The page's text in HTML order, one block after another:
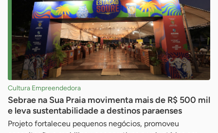
Cultura Empreendedora
Sebrae na Sua Praia movimenta mais de R$ 500 mil
e leva sustentabilidade a destinos paraenses
Projeto fortaleceu pequenos negócios, promoveu